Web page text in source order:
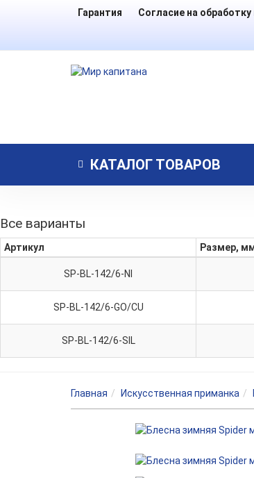
Гарантия Согласие на
КАТАЛОГ ТОВАРОВ
Все варианты
Артикул Размер,
SP-BL-142/6-NI
SP-BL-142/6-GO/CU
SP-BL-142/6-SIL
Главная Искусственная приманка